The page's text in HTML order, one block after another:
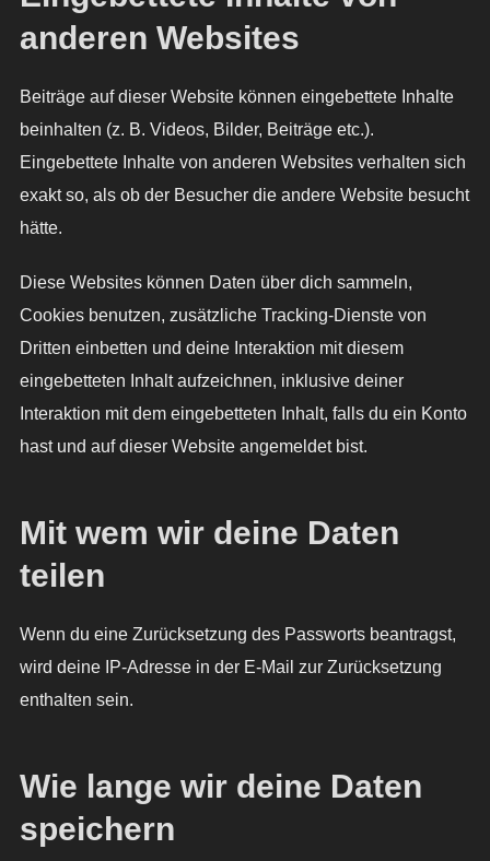
anderen Websites
Beiträge auf dieser Website können eingebettete Inhalte
beinhalten (z. B. Videos, Bilder, Beiträge etc.).
Eingebettete Inhalte von anderen Websites verhalten sich
exakt so, als ob der Besucher die andere Website besucht
hätte.
Diese Websites können Daten über dich sammeln,
Cookies benutzen, zusätzliche Tracking-Dienste von
Dritten einbetten und deine Interaktion mit diesem
eingebetteten Inhalt aufzeichnen, inklusive deiner
Interaktion mit dem eingebetteten Inhalt, falls du ein Konto
hast und auf dieser Website angemeldet bist.
Mit wem wir deine Daten
teilen
Wenn du eine Zurücksetzung des Passworts beantragst,
wird deine IP-Adresse in der E-Mail zur Zurücksetzung
enthalten sein.
Wie lange wir deine Daten
speichern